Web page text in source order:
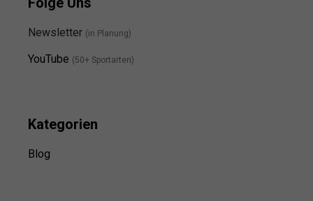
Newsletter (in Planung)
YouTube (50+ Sportarten)
Kategorien
Blog